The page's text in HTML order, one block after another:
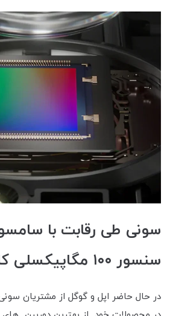
سونی طی رقابت با
سنسور ۱۰۰ مگاپیکسلی کار میکند
در حال حاضر اپل و گوگل از مشتریان